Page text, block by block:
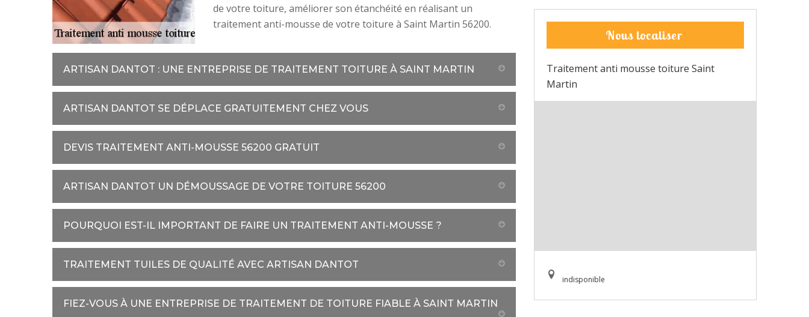
de votre toiture, améliorer son étanchéité en réalisant un
traitement anti-mousse de votre toiture à Saint Martin 56200.
ARTISAN DANTOT : UNE ENTREPRISE DE TRAITEMENT TOITURE À SAINT MARTIN
ARTISAN DANTOT SE DÉPLACE GRATUITEMENT CHEZ VOUS
DEVIS TRAITEMENT ANTI-MOUSSE 56200 GRATUIT
ARTISAN DANTOT UN DÉMOUSSAGE DE VOTRE TOITURE 56200
POURQUOI EST-IL IMPORTANT DE FAIRE UN TRAITEMENT ANTI-MOUSSE ?
TRAITEMENT TUILES DE QUALITÉ AVEC ARTISAN DANTOT
FIEZ-VOUS À UNE ENTREPRISE DE TRAITEMENT DE TOITURE FIABLE À SAINT MARTIN
Nous localiser
Traitement anti mousse toiture Saint
Martin
indisponible